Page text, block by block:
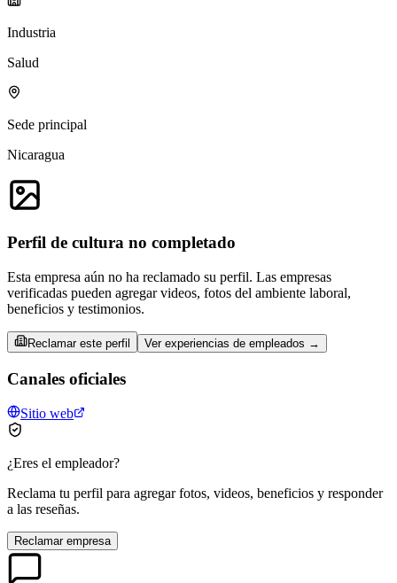
Industria
Salud
Sede principal
Nicaragua
Perfil de cultura no completado
Esta empresa aún no ha reclamado su perfil. Las empresas
verificadas pueden agregar videos, fotos del ambiente laboral,
beneficios y testimonios.
Reclamar este perfil Ver experiencias de empleados →
Canales oficiales
Sitio web
¿Eres el empleador?
Reclama tu perfil para agregar fotos, videos, beneficios y responder
a las reseñas.
Reclamar empresa